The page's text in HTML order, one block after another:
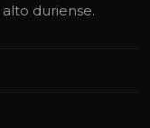
duriense.